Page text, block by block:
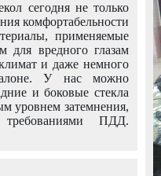
сегодня не только
комфортабельности
применяемые
для вредного глазам
и даже немного
У нас можно
и боковые стекла
уровнем затемнения,
ПДД.